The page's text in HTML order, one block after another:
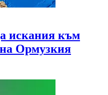
искания към
Ормузкия